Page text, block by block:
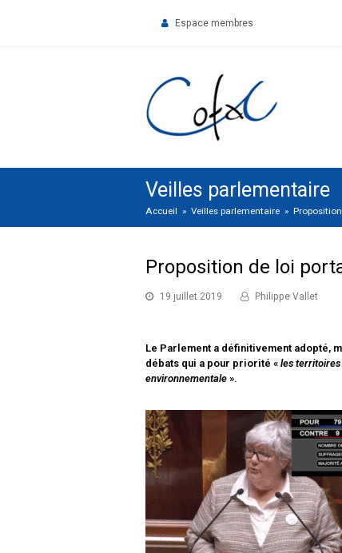
Espace membres
Veilles parlementaire
Accueil » Veilles parlementaire »
Proposition de loi
19 juillet 2019 Philippe Vallet
Le Parlement a définitivement adopté,
débats qui a pour priorité « les territoires
environnementale ».